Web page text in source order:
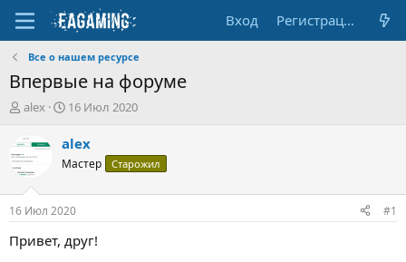
Вход Регистрация
Все о нашем ресурсе
Впервые на форуме
А
т
о
р
т
е
м
ы
alex
Д
т
н
ч
а
л
а
16 Июл 2020
alex
Мастер Старожил
16 Июл 2020 #1
Привет, друг!